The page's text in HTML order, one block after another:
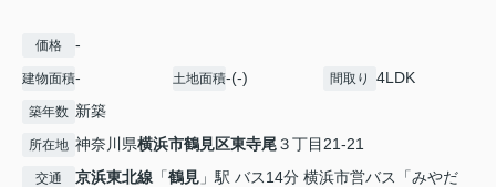
価格 -
建物面積- 土地面積-(-) 間取り 4LDK
築年数 新築
所在地 神奈川県横浜市鶴見区東寺尾３丁目21-21
交通 京浜東北線 「鶴見 」駅 バス14分 横浜市営バス「みやだ